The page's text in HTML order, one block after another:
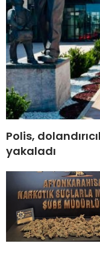
Polis,
yakaladı